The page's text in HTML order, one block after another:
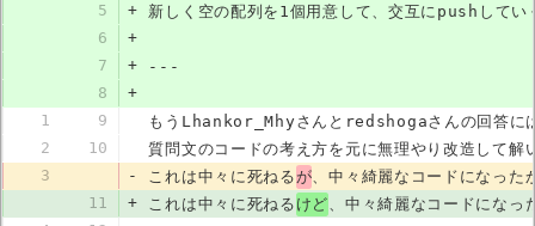
5
+
新しく空の配列を1個用意して、交互にpushしてい
6
+
7
+
---
8
+
1
9
もうLhankor_Mhyさんとredshogaさんの回答に
2
10
質問文のコードの考え方を元に無理やり改造して解
3
- これは中々に死ねるが 、中々綺麗なコードになった
11
+ これは中々に死ねる けど 、中々綺麗なコードになっ